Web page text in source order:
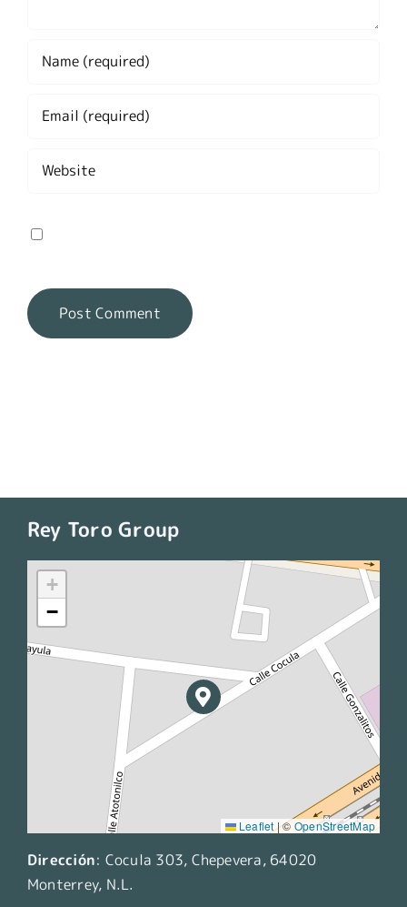
Rey Toro Group
+
−
Leaflet |©OpenStreetMap
Dirección: Cocula 303, Chepevera, 64020
Monterrey, N.L.